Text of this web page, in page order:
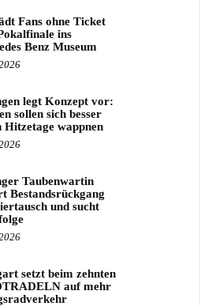
Fans ohne Ticket
ins
Benz Museum
legt Konzept vor:
sollen sich besser
Hitzetage wappnen
Taubenwartin
Bestandsrückgang
und sucht
setzt beim zehnten
auf mehr